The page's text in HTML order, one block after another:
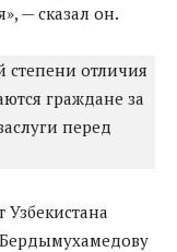
— сказал он.
степени отличия
граждане за
перед